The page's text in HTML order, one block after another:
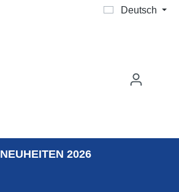
Deutsch
NEUHEITEN 2026